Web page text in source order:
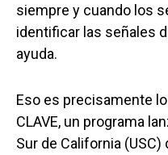
siempre y cuando los
identificar las señales
ayuda.
Eso es precisamente
CLAVE, un programa
Sur de California